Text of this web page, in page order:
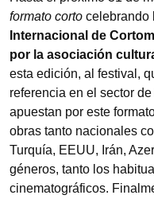
formato corto celebrando
Internacional de
por la asociación
esta edición, al festival,
referencia en el sector
apuestan por este
obras tanto nacionales
Turquía, EEUU, Irán,
géneros, tanto los
cinematográficos.